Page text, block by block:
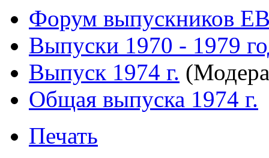
Форум выпускников
Выпуски 1970 - 1979
Выпуск 1974 г.
Общая выпуска 1974 г.
Печать